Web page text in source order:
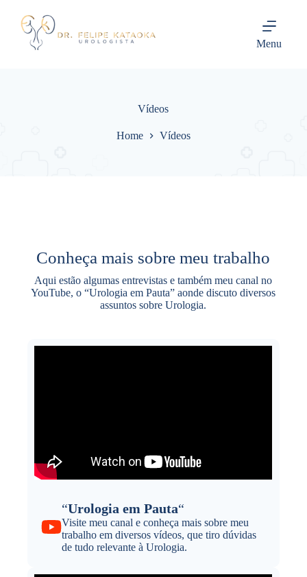
Menu
Vídeos
Home Vídeos
Conheça mais sobre meu trabalho
Aqui estão algumas entrevistas e também meu canal no
YouTube, o “Urologia em Pauta” aonde discuto diversos
assuntos sobre Urologia.
“Urologia em Pauta“
Visite meu canal e conheça mais sobre meu
trabalho em diversos vídeos, que tiro dúvidas
de tudo relevante à Urologia.